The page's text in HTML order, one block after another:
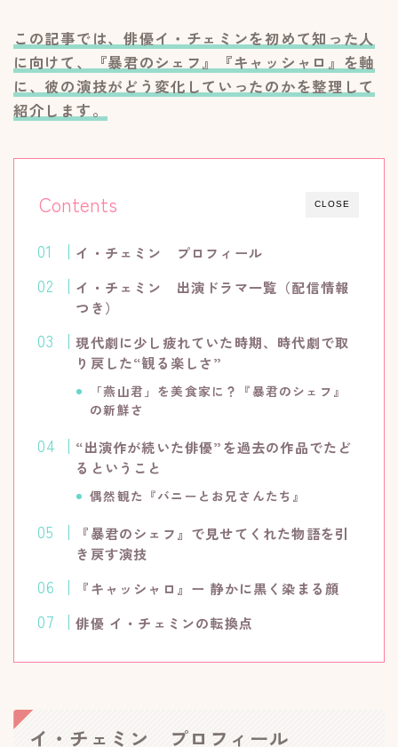
この記事では、俳優イ・チェミンを初めて知った人
に向けて、『暴君のシェフ』『キャッシャロ』を軸
に、彼の演技がどう変化していったのかを整理して
紹介します。
CLOSE
Contents
イ・チェミン プロフィール
イ・チェミン 出演ドラマ一覧（配信情報
つき）
現代劇に少し疲れていた時期、時代劇で取
り戻した“観る楽しさ”
「燕山君」を美食家に？『暴君のシェフ』
の新鮮さ
“出演作が続いた俳優”を過去の作品でたど
るということ
偶然観た『バニーとお兄さんたち』
『暴君のシェフ』で見せてくれた物語を引
き戻す演技
『キャッシャロ』ー 静かに黒く染まる顔
俳優 イ・チェミンの転換点
イ・チェミン プロフィール